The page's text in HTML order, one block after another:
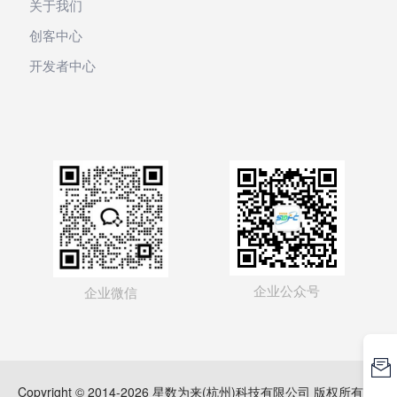
关于我们
创客中心
开发者中心
企业微信 企业公众号
Copyright © 2014-2026 星数为来(杭州)科技有限公司 版权所有
